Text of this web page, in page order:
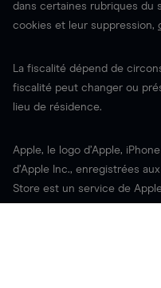
dans certaines rubriques du
cookies et leur suppression,
La fiscalité dépend de
fiscalité peut changer ou
lieu de résidence.
Apple, le logo d’Apple,
d’Apple Inc., enregistrées
Store est un service de